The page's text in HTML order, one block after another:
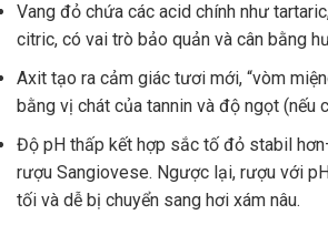
Vang đỏ chứa các acid chính như
citric, có vai trò bảo quản và cân bằng
Axit tạo ra cảm giác tươi mới, “vòm
bằng vị chát của tannin và độ ngọt (nếu
Độ pH thấp kết hợp sắc tố đỏ stabil
rượu Sangiovese. Ngược lại, rượu với
tối và dễ bị chuyển sang hơi xám nâu.